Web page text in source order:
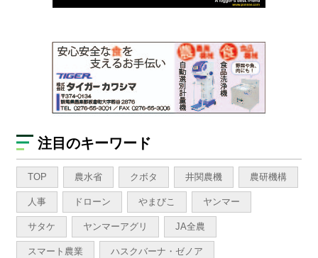
注目のキーワード
TOP 農水省 クボタ 井関農機 農研機構
人事 ドローン やまびこ ヤンマー
サタケ ヤンマーアグリ JA全農
スマート農業 ハスクバーナ・ゼノア